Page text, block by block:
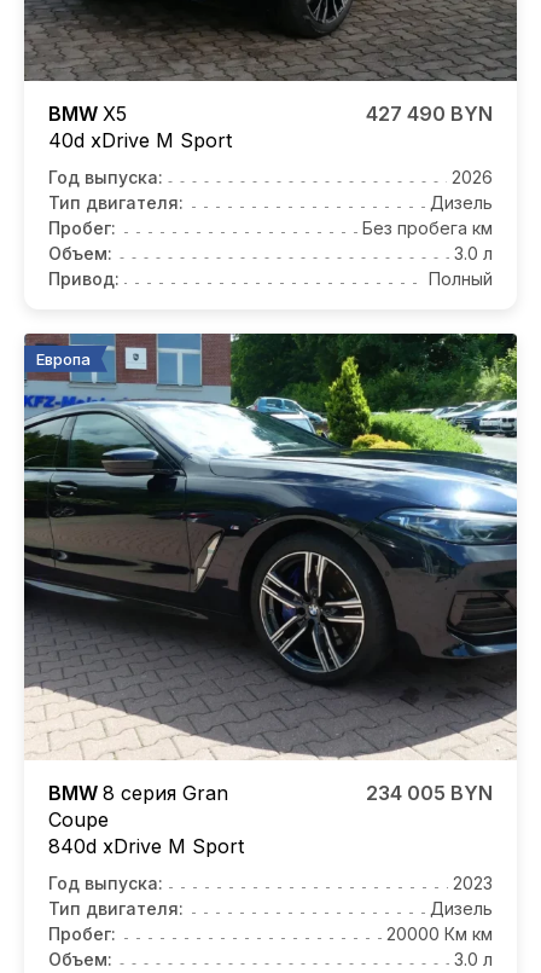
BMW X5
40d xDrive M Sport
427 490 BYN
Год выпуска:
2026
Тип двигателя:
Дизель
Пробег:
Без пробега км
Объем:
3.0 л
Привод:
Полный
Европа
BMW 8 серия Gran
Coupe
840d xDrive M Sport
234 005 BYN
Год выпуска:
2023
Тип двигателя:
Дизель
Пробег:
20000 Км км
Объем:
3.0 л